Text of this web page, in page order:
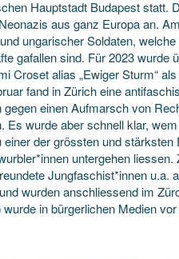
Hauptstadt Budapest statt.
aus ganz Europa an.
ungarischer Soldaten,
gafallen sind. Für 2023 wurde
Croset alias „Ewiger Sturm“
fand in Zürich eine
einen Aufmarsch von
Es wurde aber schnell klar,
der grössten und
untergehen
Jungfaschist*innen
wurden anschliessend im
in bürgerlichen Medien